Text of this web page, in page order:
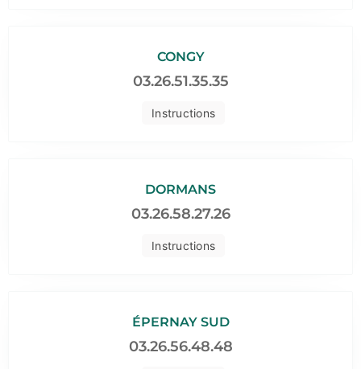
Instructions
CONGY
03.26.51.35.35
Instructions
DORMANS
03.26.58.27.26
ÉPERNAY SUD
03.26.56.48.48